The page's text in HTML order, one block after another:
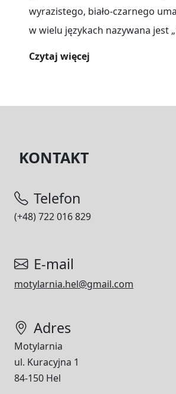
wyrazistego, biało-czarnego
w wielu językach nazywana jest
Czytaj więcej
KONTAKT
Telefon
(+48) 722 016 829
E-mail
motylarnia.hel@gmail.com
Adres
Motylarnia
ul. Kuracyjna 1
84-150 Hel